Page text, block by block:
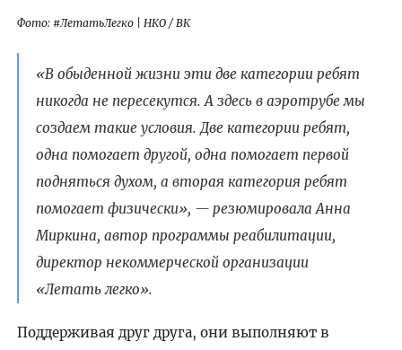
Фото: #ЛетатьЛегко | НКО / ВК
«В обыденной жизни эти две категории ребят
никогда не пересекутся. А здесь в аэротрубе мы
создаем такие условия. Две категории ребят,
одна помогает другой, одна помогает первой
подняться духом, а вторая категория ребят
помогает физически», — резюмировала Анна
Миркина, автор программы реабилитации,
директор некоммерческой организации
«Летать легко».
Поддерживая друг друга, они выполняют в